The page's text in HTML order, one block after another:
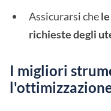
Assicurarsi che
richieste degli
I migliori